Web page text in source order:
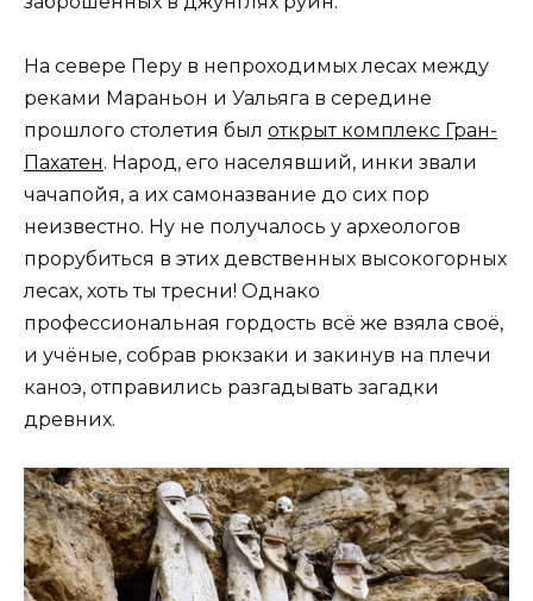
На севере Перу в непроходимых лесах между
реками Мараньон и Уальяга в середине
прошлого столетия был открыт комплекс Гран-
Пахатен. Народ, его населявший, инки звали
чачапойя, а их самоназвание до сих пор
неизвестно. Ну не получалось у археологов
прорубиться в этих девственных высокогорных
лесах, хоть ты тресни! Однако
профессиональная гордость всё же взяла своё,
и учёные, собрав рюкзаки и закинув на плечи
каноэ, отправились разгадывать загадки
древних.